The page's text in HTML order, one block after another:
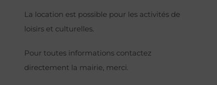
La location est possible pour les activités de
loisirs et culturelles.
Pour toutes informations contactez
directement la mairie, merci.